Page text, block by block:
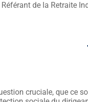
Référant de la Retraite
cruciale, que ce